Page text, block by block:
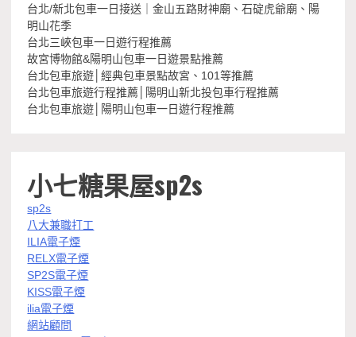
台北/新北包車一日接送｜金山五路財神廟、石碇虎爺廟、陽
明山花季
台北三峽包車一日遊行程推薦
故宮博物館&陽明山包車一日遊景點推薦
台北包車旅遊│經典包車景點故宮、101等推薦
台北包車旅遊行程推薦│陽明山新北投包車行程推薦
台北包車旅遊│陽明山包車一日遊行程推薦
小七糖果屋sp2s
sp2s
八大兼職打工
ILIA電子煙
RELX電子煙
SP2S電子煙
KISS電子煙
ilia電子煙
網站顧問